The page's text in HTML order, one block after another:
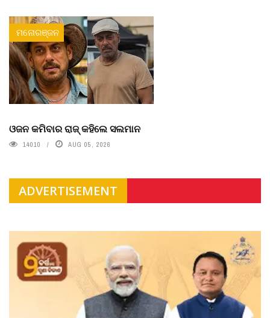
ମନୋରଞ୍ଜନ
ଓଜନ କମିବାର ରାଜ୍ କହିଲେ ସଲମାନ
14010 AUG 05, 2026
ADVERTISEMENT